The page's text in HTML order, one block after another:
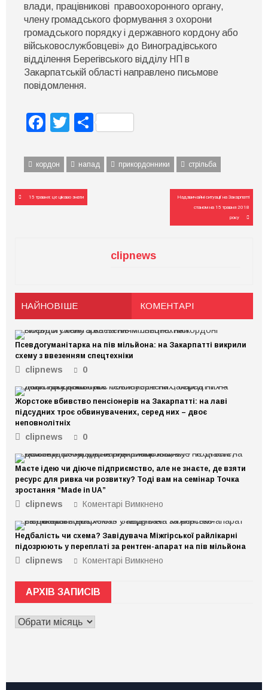
влади, працівникові правоохоронного органу,
члену громадського формування з охорони
громадського порядку і державного кордону або
військовослужбовцеві» до Виноградівського
відділення Берегівського відділу НП в
Закарпатській області направлено письмове
повідомлення.
Facebook
TwitterПоділитися
кордон напад прикордонники стрільба
Навігація
записів
15 травня: це цікаво знати
Надзвичайні ситуації на Закарпатті
станом на 15 травня 2018
року
clipnews
НАЙНОВІШЕ КОМЕНТАРІ
Псевдогуманітарка на пів мільйона: на Закарпатті викрили
схему з ввезенням спецтехніки
clipnews 0
Жорстоке вбивство пенсіонерів на Закарпатті: на лаві
підсудних троє обвинувачених, серед них – двоє
неповнолітніх
clipnews 0
Маєте ідею чи діюче підприємство, але не знаєте, де взяти
ресурс для ривка чи розвитку? Тоді вам на семінар Точка
зростання “Made in UA”
clipnews Коментарі Вимкнено
ідею
чи
діюче
розвитку?
Недбалість чи схема? Завідувача Міжгірської райлікарні
підозрюють у переплаті за рентген-апарат на пів мільйона
clipnews Коментарі Вимкнено
за
АРХІВ ЗАПИСІВ
АРХІВ
ЗАПИСІВ